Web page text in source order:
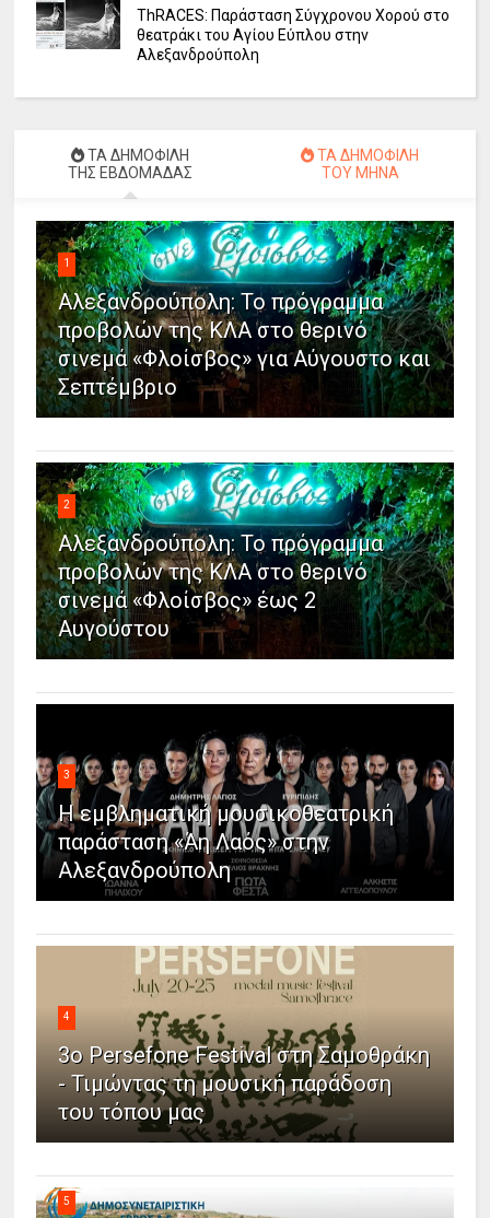
ΤhRACES: Παράσταση Σύγχρονου Χορού στο
θεατράκι του Αγίου Εύπλου στην
Αλεξανδρούπολη
ΤΑ ΔΗΜΟΦΙΛΗ
ΤΗΣ ΕΒΔΟΜΑΔΑΣ
ΤΑ ΔΗΜΟΦΙΛΗ
ΤΟΥ ΜΗΝΑ
1
Αλεξανδρούπολη: Το πρόγραμμα
προβολών της ΚΛΑ στο θερινό
σινεμά «Φλοίσβος» για Αύγουστο και
Σεπτέμβριο
2
Αλεξανδρούπολη: Το πρόγραμμα
προβολών της ΚΛΑ στο θερινό
σινεμά «Φλοίσβος» έως 2
Αυγούστου
3
Η εμβληματική μουσικοθεατρική
παράσταση «Άη Λαός» στην
Αλεξανδρούπολη
4
3ο Persefone Festival στη Σαμοθράκη
- Τιμώντας τη μουσική παράδοση
του τόπου μας
5